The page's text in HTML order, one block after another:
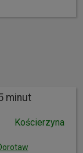
minut
Kościerzyna